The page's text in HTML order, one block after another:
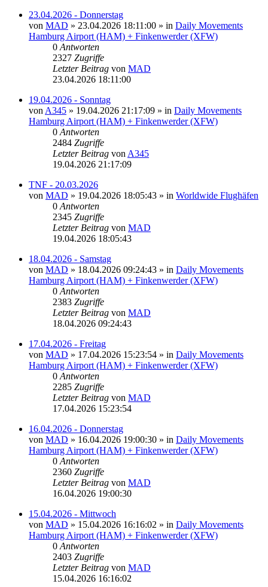
23.04.2026 - Donnerstag
von MAD » 23.04.2026 18:11:00 » in Daily Movements
Hamburg Airport (HAM) + Finkenwerder (XFW)
0 Antworten
2327 Zugriffe
Letzter Beitrag von MAD
23.04.2026 18:11:00
19.04.2026 - Sonntag
von A345 » 19.04.2026 21:17:09 » in Daily Movements
Hamburg Airport (HAM) + Finkenwerder (XFW)
0 Antworten
2484 Zugriffe
Letzter Beitrag von A345
19.04.2026 21:17:09
TNF - 20.03.2026
von MAD » 19.04.2026 18:05:43 » in Worldwide Flughäfen
0 Antworten
2345 Zugriffe
Letzter Beitrag von MAD
19.04.2026 18:05:43
18.04.2026 - Samstag
von MAD » 18.04.2026 09:24:43 » in Daily Movements
Hamburg Airport (HAM) + Finkenwerder (XFW)
0 Antworten
2383 Zugriffe
Letzter Beitrag von MAD
18.04.2026 09:24:43
17.04.2026 - Freitag
von MAD » 17.04.2026 15:23:54 » in Daily Movements
Hamburg Airport (HAM) + Finkenwerder (XFW)
0 Antworten
2285 Zugriffe
Letzter Beitrag von MAD
17.04.2026 15:23:54
16.04.2026 - Donnerstag
von MAD » 16.04.2026 19:00:30 » in Daily Movements
Hamburg Airport (HAM) + Finkenwerder (XFW)
0 Antworten
2360 Zugriffe
Letzter Beitrag von MAD
16.04.2026 19:00:30
15.04.2026 - Mittwoch
von MAD » 15.04.2026 16:16:02 » in Daily Movements
Hamburg Airport (HAM) + Finkenwerder (XFW)
0 Antworten
2403 Zugriffe
Letzter Beitrag von MAD
15.04.2026 16:16:02